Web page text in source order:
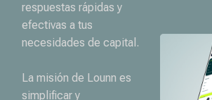
respuestas rápidas y
efectivas a tus
necesidades de capital.
La misión de Lounn es
simplificar y